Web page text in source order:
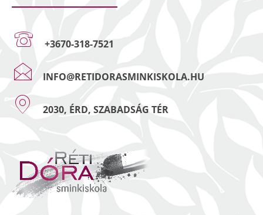
+3670-318-7521
INFO@RETIDORASMINKISKOLA.HU
2030, ÉRD, SZABADSÁG TÉR